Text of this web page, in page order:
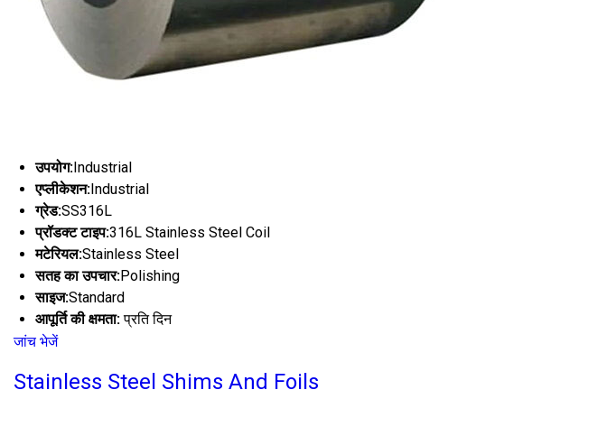
उपयोग: Industrial
एप्लीकेशन: Industrial
ग्रेड:SS316L
प्रॉडक्ट टाइप:316L Stainless Steel Coil
मटेरियल:Stainless Steel
सतह का उपचार:Polishing
साइज:Standard
आपूर्ति की क्षमता:प्रति दिन
जांच भेजें
Stainless Steel Shims And Foils